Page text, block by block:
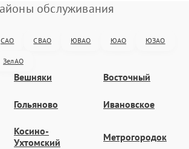
обслуживания
САО СВАО ЮВАО ЮАО ЮЗАО
ЗелАО
Вешняки
Восточный
Гольяново Ивановское
Косино-
Ухтомский
Метрогородок